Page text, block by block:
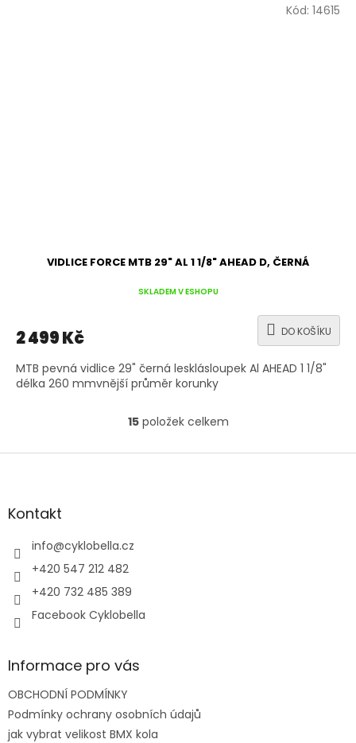
VIDLICE FORCE MTB 29" AL 1 1/8" AHEAD D, ČERNÁ
SKLADEM V ESHOPU
2 499 Kč DO KOŠÍKU
MTB pevná vidlice 29" černá lesklásloupek Al AHEAD 1 1/8"
délka 260 mmvnější průměr korunky
Kód: 14615
O
l
15položek celkem
Z
aKontakt
info@cyklobella.cz
+420 547 212 482
+420 732 485 389
Facebook Cyklobella
Informace pro vás
OBCHODNÍ PODMÍNKY
Podmínky ochrany osobních údajů
jak vybrat velikost BMX kola